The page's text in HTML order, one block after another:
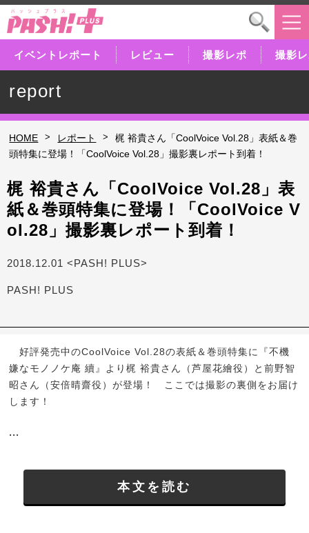
イベントレポート レビュー 撮影レポ 撮影
report
HOME > レポート >
梶 裕貴さん「CoolVoice Vol.28」表紙＆巻
頭特集に登場！「CoolVoice Vol.28」撮影裏レポート到着！
梶 裕貴さん「CoolVoice Vol.28」表
紙＆巻頭特集に登場！「CoolVoice V
ol.28」撮影裏レポート到着！
2018.12.01 <PASH! PLUS>
PASH! PLUS
好評発売中のCoolVoice Vol.28の表紙＆巻頭特集に『不機
嫌なモノノケ庵 續』より梶 裕貴さん（芦屋花繪役）と前野智
昭さん（安倍晴齋役）が登場！ ここでは撮影の裏側をお届け
します！
...
本文を読む